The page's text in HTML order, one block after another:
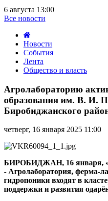
6 августа 13:00
Все новости
Новости
События
Лента
Общество и власть
активно
развивают
в
Центре
им.
И.
в
с.
Птичник
Биробиджанского
Агролабораторию
образования им. В. И.
Биробиджанского
четверг, 16 января 2025 11:00
БИРОБИДЖАН, 16 января,
- Агролаборатория, ферма-
гидропоники входят в
поддержки и развития